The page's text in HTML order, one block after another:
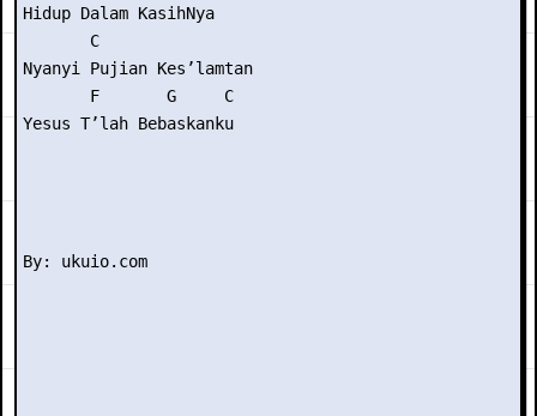
Hidup Dalam KasihNya
       C
Nyanyi Pujian Kes’lamtan
       F       G     C
Yesus T’lah Bebaskanku